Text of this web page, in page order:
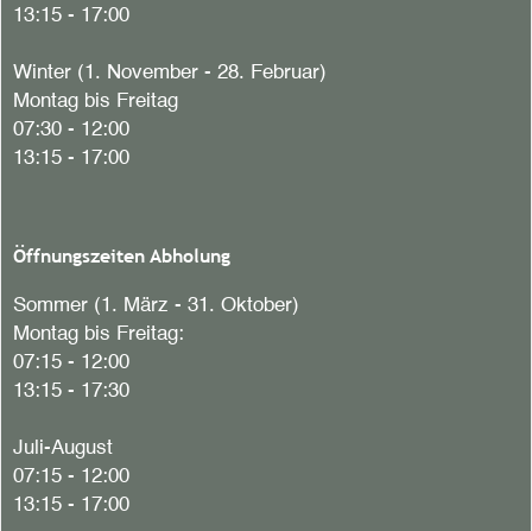
13:15 - 17:00
Winter (1. November - 28. Februar)
Montag bis Freitag
07:30 - 12:00
13:15 - 17:00
Öffnungszeiten Abholung
Sommer (1. März - 31. Oktober)
Montag bis Freitag:
07:15 - 12:00
13:15 - 17:30
Juli-August
07:15 - 12:00
13:15 - 17:00